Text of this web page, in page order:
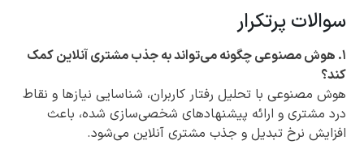
سوالات پرتکرار
۱. هوش مصنوعی چگونه می‌تواند به جذب مشتری آنلاین کمک
کند؟
هوش مصنوعی با تحلیل رفتار کاربران، شناسایی نیازها و نقاط
درد مشتری و ارائه پیشنهادهای شخصی‌سازی شده، باعث
افزایش نرخ تبدیل و جذب مشتری آنلاین می‌شود.